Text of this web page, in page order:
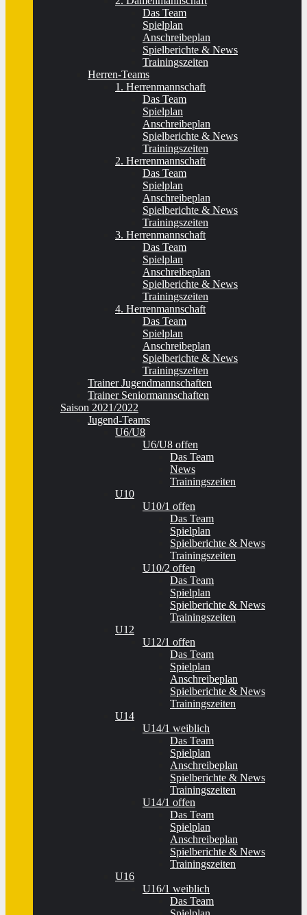
Das Team
Spielplan
Anschreibeplan
Spielberichte & News
Trainingszeiten
Herren-Teams
1. Herrenmannschaft
Das Team
Spielplan
Anschreibeplan
Spielberichte & News
Trainingszeiten
2. Herrenmannschaft
Das Team
Spielplan
Anschreibeplan
Spielberichte & News
Trainingszeiten
3. Herrenmannschaft
Das Team
Spielplan
Anschreibeplan
Spielberichte & News
Trainingszeiten
4. Herrenmannschaft
Das Team
Spielplan
Anschreibeplan
Spielberichte & News
Trainingszeiten
Trainer Jugendmannschaften
Trainer Seniormannschaften
Saison 2021/2022
Jugend-Teams
U6/U8
U6/U8 offen
Das Team
News
Trainingszeiten
U10
U10/1 offen
Das Team
Spielplan
Spielberichte & News
Trainingszeiten
U10/2 offen
Das Team
Spielplan
Spielberichte & News
Trainingszeiten
U12
U12/1 offen
Das Team
Spielplan
Anschreibeplan
Spielberichte & News
Trainingszeiten
U14
U14/1 weiblich
Das Team
Spielplan
Anschreibeplan
Spielberichte & News
Trainingszeiten
U14/1 offen
Das Team
Spielplan
Anschreibeplan
Spielberichte & News
Trainingszeiten
U16
U16/1 weiblich
Das Team